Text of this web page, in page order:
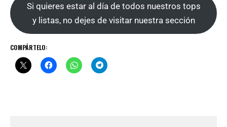
Si quieres estar al día de todos nuestros tops
y listas, no dejes de visitar nuestra sección
COMPÁRTELO: